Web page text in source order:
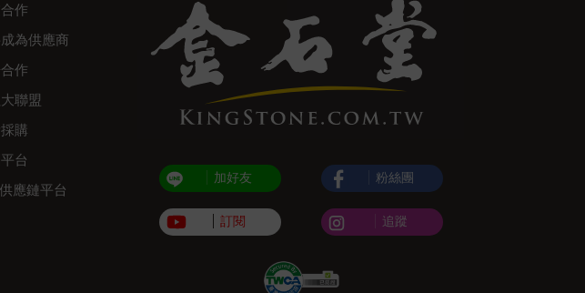
作
為供應商
作
聯盟
購
台
應鏈平台
加好友
訂閱
粉絲團
追蹤